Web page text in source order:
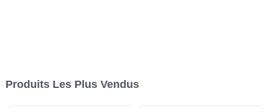
Produits Les Plus Vendus